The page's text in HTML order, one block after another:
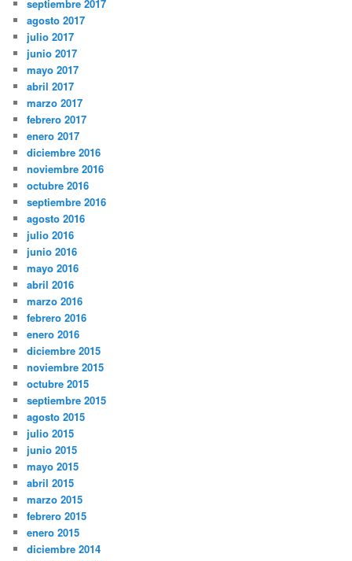
septiembre 2017
agosto 2017
julio 2017
junio 2017
mayo 2017
abril 2017
marzo 2017
febrero 2017
enero 2017
diciembre 2016
noviembre 2016
octubre 2016
septiembre 2016
agosto 2016
julio 2016
junio 2016
mayo 2016
abril 2016
marzo 2016
febrero 2016
enero 2016
diciembre 2015
noviembre 2015
octubre 2015
septiembre 2015
agosto 2015
julio 2015
junio 2015
mayo 2015
abril 2015
marzo 2015
febrero 2015
enero 2015
diciembre 2014